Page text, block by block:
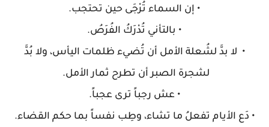
• إن السماء تُرْجَى حين تحتجب.
• بالتأني تُدْرَكُ الفُرَصُ.
• لا بدَّ لشُعلة الأمل أن تُضيء ظلمات اليأس، ولا بُدَّ
لشجرة الصبر أن تطرح ثمار الأمل.
• عش رجباً ترى عجباً.
• دَع الأيام تفعلُ ما تشاء، وطِب نفساً بما حكم القضاء.